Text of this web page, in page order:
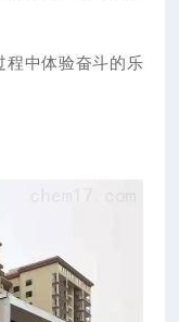
程中体验奋斗的乐